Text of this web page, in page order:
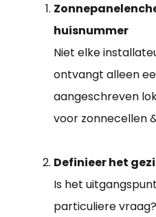
huisnummer
Niet elke
ontvangt alleen
aangeschreven
voor zonnecellen
Definieer het
Is het
particuliere